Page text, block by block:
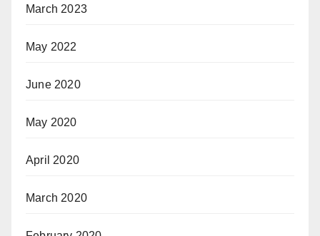
March 2023
May 2022
June 2020
May 2020
April 2020
March 2020